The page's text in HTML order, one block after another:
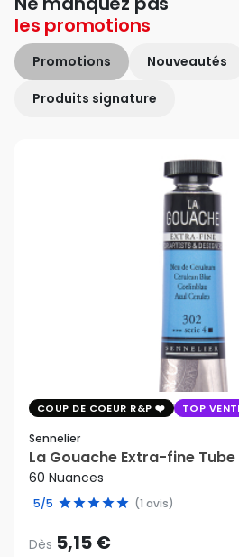
les promotions
Promotions Nouveautés
Produits signature
COUP DE COEUR R&P TOP
Sennelier
La Gouache Extra-fine Tube
60 Nuances
5/5 (1 avis)
Dès 5,15 €